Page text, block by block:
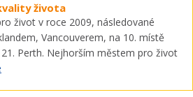
života
život v roce 2009, následované
Vancouverem, na 10. místě
Perth. Nejhorším městem pro život